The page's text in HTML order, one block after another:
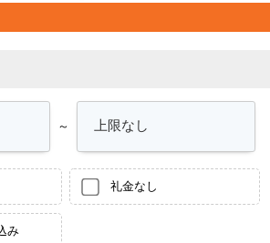
～
礼金なし
み